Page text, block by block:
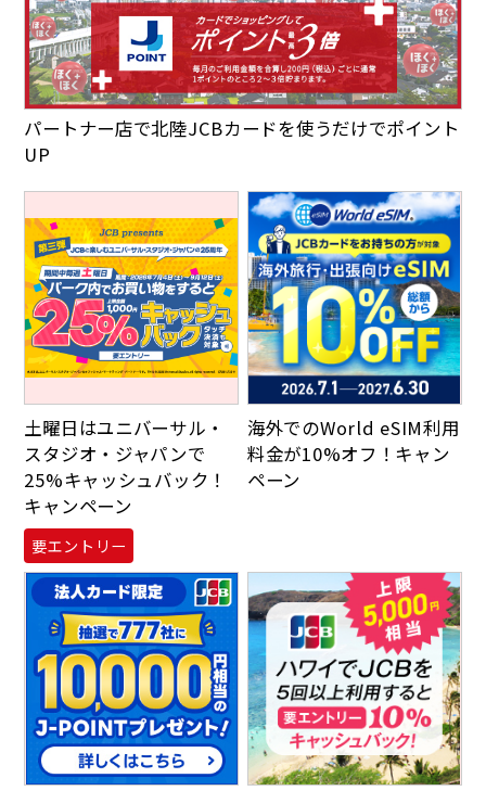
パートナー店で北陸JCBカードを使うだけでポイント
UP
土曜日はユニバーサル・
スタジオ・ジャパンで
25%キャッシュバック！
キャンペーン
要エントリー
海外でのWorld eSIM利用
料金が10%オフ！キャン
ペーン